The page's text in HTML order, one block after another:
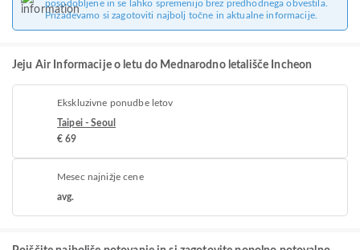
posodobljene in se lahko spremenijo brez predhodnega obvestila.
Prizadevamo si zagotoviti najbolj točne in aktualne informacije.
Jeju Air Informacije o letu do Mednarodno letališče Incheon
Ekskluzivne ponudbe letov
Taipei - Seoul
€ 69
Mesec najnižje cene
avg.